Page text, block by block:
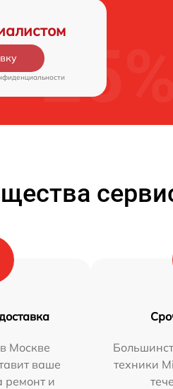
Москве
ваше
ремонт и
техники